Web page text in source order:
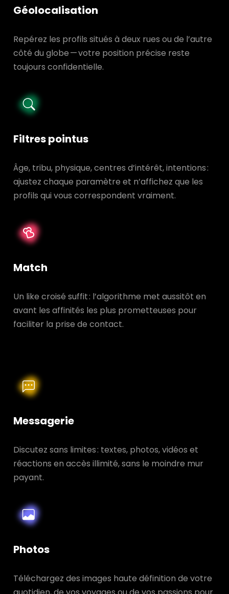
Géolocalisation
Repérez les profils situés à deux rues ou de l’autre
côté du globe — votre position précise reste
toujours confidentielle.
Filtres pointus
Âge, tribu, physique, centres d’intérêt, intentions :
ajustez chaque paramètre et n’affichez que les
profils qui vous correspondent vraiment.
Match
Un like croisé suffit : l’algorithme met aussitôt en
avant les affinités les plus prometteuses pour
faciliter la prise de contact.
Messagerie
Discutez sans limites : textes, photos, vidéos et
réactions en accès illimité, sans le moindre mur
payant.
Photos
Téléchargez des images haute définition de votre